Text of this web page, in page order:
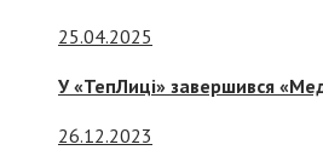
25.04.2025
У «ТепЛиці» завершився
26.12.2023